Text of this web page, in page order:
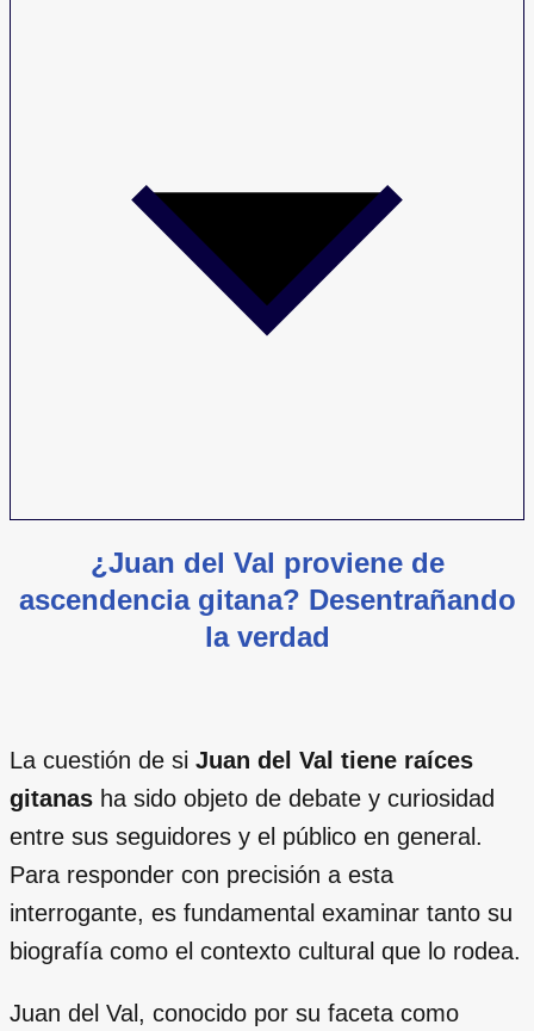
¿Juan del Val proviene de
ascendencia gitana? Desentrañando
la verdad
La cuestión de si Juan del Val tiene raíces
gitanas ha sido objeto de debate y curiosidad
entre sus seguidores y el público en general.
Para responder con precisión a esta
interrogante, es fundamental examinar tanto su
biografía como el contexto cultural que lo rodea.
Juan del Val, conocido por su faceta como